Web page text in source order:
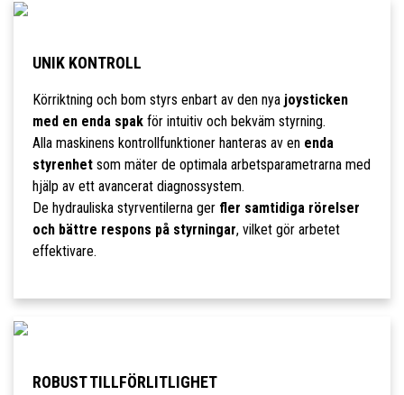
UNIK KONTROLL
Körriktning och bom styrs enbart av den nya joysticken
med en enda spakför intuitiv och bekväm styrning.
Alla maskinens kontrollfunktioner hanteras av en enda
styrenhetsom mäter de optimala arbetsparametrarna med
hjälp av ett avancerat diagnossystem.
De hydrauliska styrventilerna ger fler samtidiga rörelser
och bättre respons på styrningar, vilket gör arbetet
effektivare.
ROBUST TILLFÖRLITLIGHET